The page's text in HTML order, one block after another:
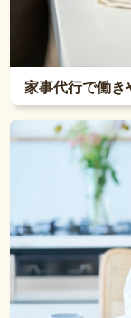
家事代行で働き